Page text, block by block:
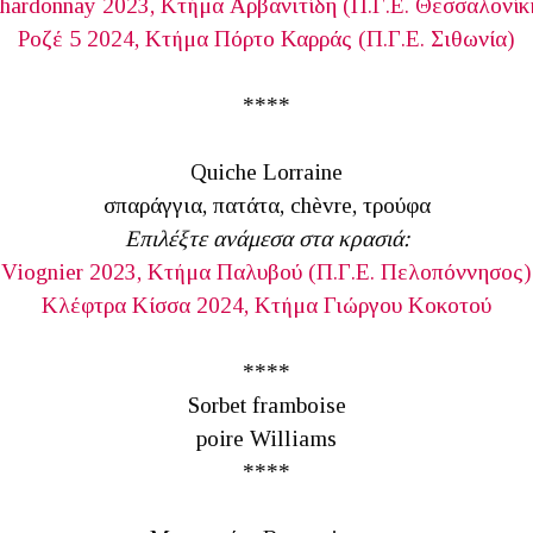
2023, Κτήμα Αρβανιτίδη (Π.Γ.Ε.
Ροζέ 5 2024, Κτήμα Πόρτο Καρράς (Π.Γ.Ε. Σιθωνία)
****
Quiche Lorraine
σπαράγγια, πατάτα, chèvre, τρούφα
Επιλέξτε ανάμεσα στα κρασιά:
Viognier 2023, Κτήμα Παλυβού (Π.Γ.Ε. Πελοπόννησος)
Κλέφτρα Κίσσα 2024, Κτήμα Γιώργου Κοκοτού
****
Sorbet framboise
poire Williams
****